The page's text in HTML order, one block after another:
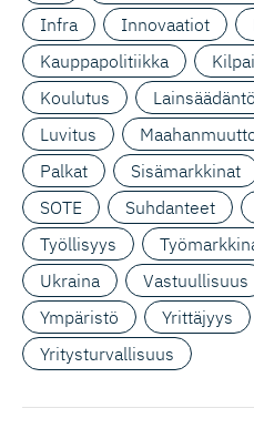
Infra
Innovaatiot
Kauppapolitiikka
Koulutus
Lainsäädäntö
Luvitus
Palkat
Sisämarkkinat
SOTE
Suhdanteet
Työllisyys
Ukraina
Vastuullisuus
Ympäristö
Yrittäjyys
Yritysturvallisuus